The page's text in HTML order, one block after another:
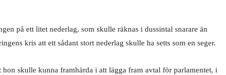
på ett litet nederlag, som skulle räknas i dussintal snarare än
kris att ett sådant stort nederlag skulle ha setts som en seger.
hon skulle kunna framhärda i att lägga fram avtal för parlamentet, i